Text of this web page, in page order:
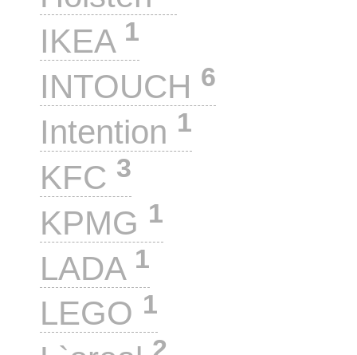
IKEA 1
INTOUCH 6
Intention 1
KFC 3
KPMG 1
LADA 1
LEGO 1
2